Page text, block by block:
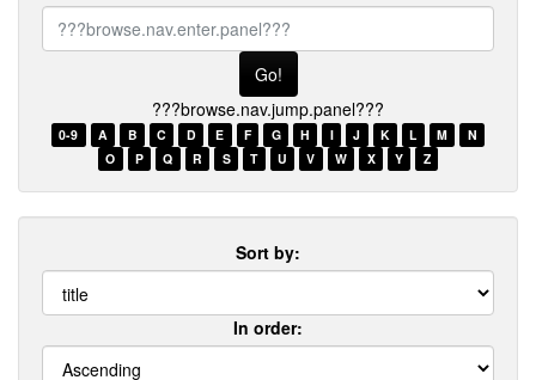
???
browse.nav.enter.panel???
???browse.nav.jump.panel???
0-9 A B C D E F G H I J K L M
N
O
P Q R S T U V W X Y Z
Sort by:
In order: